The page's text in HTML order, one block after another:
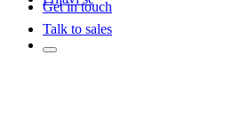
Get in touch
Talk to sales